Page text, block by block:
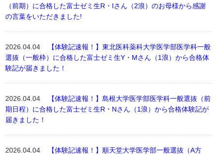
（前期）に合格した富士ゼミ生R・Iさん（2浪）のお母様から感謝
の言葉をいただきました!
2026.04.04
【体験記速報！】東北医科薬科大学医学部医学科一般
選抜（一般枠）に合格した富士ゼミ生Y・Mさん（1浪）から合格体
験記が届きました！
2026.04.04
【体験記速報！】島根大学医学部医学科一般選抜（前
期日程）に合格した富士ゼミ生R・Nさん（1浪）から合格体験記が
届きました！
2026.04.04
【体験記速報！】順天堂大学医学部一般選抜（A方